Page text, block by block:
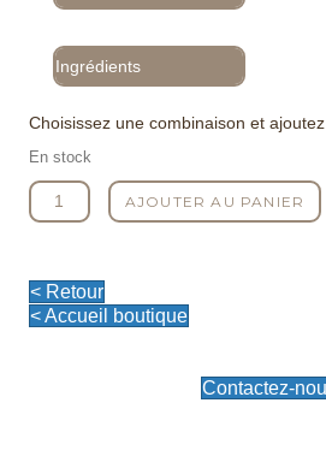
Ingrédients
Choisissez une combinaison et
En stock
quantité
de
Fleur
de
AJOUTER AU PANIER
< Retour
< Accueil boutique
Contactez-